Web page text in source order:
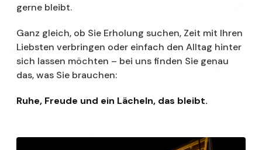
gerne bleibt.
Ganz gleich, ob Sie Erholung suchen, Zeit mit Ihren
Liebsten verbringen oder einfach den Alltag hinter
sich lassen möchten – bei uns finden Sie genau
das, was Sie brauchen:
Ruhe, Freude und ein Lächeln, das bleibt.